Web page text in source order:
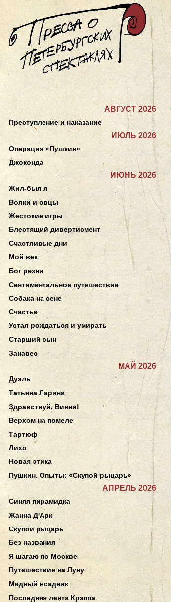
АВГУСТ 2026
Преступление и наказание
ИЮЛЬ 2026
Операция «Пушкин»
Джоконда
ИЮНЬ 2026
Жил-был я
Волки и овцы
Жестокие игры
Блестящий дивертисмент
Счастливые дни
Мой век
Бог резни
Сентиментальное путешествие
Собака на сене
Счастье
Устал рождаться и умирать
Старший сын
Занавес
МАЙ 2026
Дуэль
Татьяна Ларина
Здравствуй, Винни!
Верхом на помеле
Тартюф
Лихо
Новая этика
Пушкин. Опыты: «Скупой рыцарь»
АПРЕЛЬ 2026
Синяя пирамидка
Жанна Д'Арк
Скупой рыцарь
Без названия
Я шагаю по Москве
Путешествие на Луну
Медный всадник
Последняя лента Крэппа